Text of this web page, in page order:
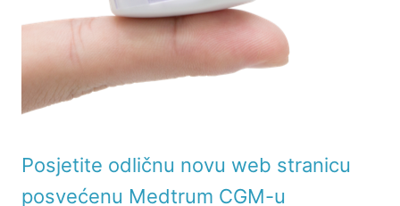
Posjetite odličnu novu web stranicu
posvećenu Medtrum CGM-u